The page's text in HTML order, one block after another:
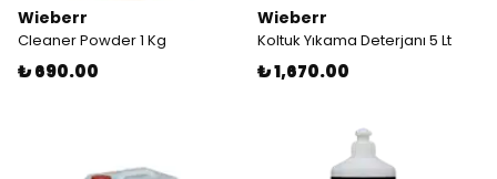
Wieberr
Cleaner Powder 1 Kg
₺ 690.00
Wieberr
Koltuk Yıkama Deterjanı 5 Lt
₺ 1,670.00